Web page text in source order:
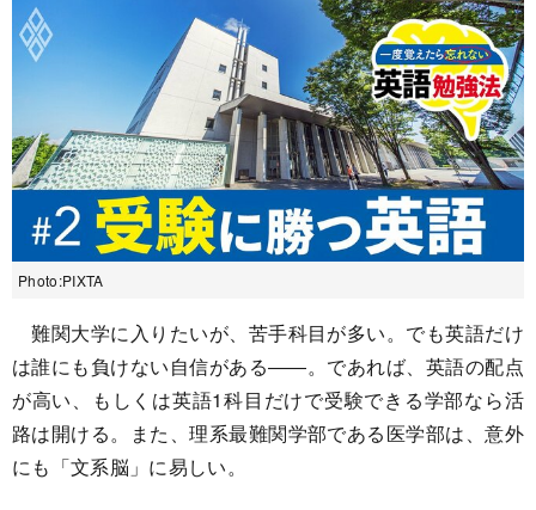
Photo:PIXTA
難関大学に入りたいが、苦手科目が多い。でも英語だけ
は誰にも負けない自信がある――。であれば、英語の配点
が高い、もしくは英語1科目だけで受験できる学部なら活
路は開ける。また、理系最難関学部である医学部は、意外
にも「文系脳」に易しい。